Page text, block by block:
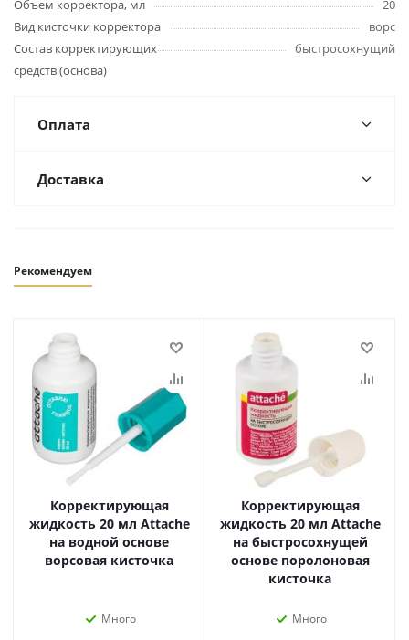
Объем корректора, мл
20
Вид кисточки корректора
ворс
Состав корректирующих
средств (основа)
быстросохнущий
Оплата
Доставка
Рекомендуем
Корректирующая
жидкость 20 мл Attache
на водной основе
ворсовая кисточка
Много
Корректирующая
жидкость 20 мл Attache
на быстросохнущей
основе поролоновая
кисточка
Много